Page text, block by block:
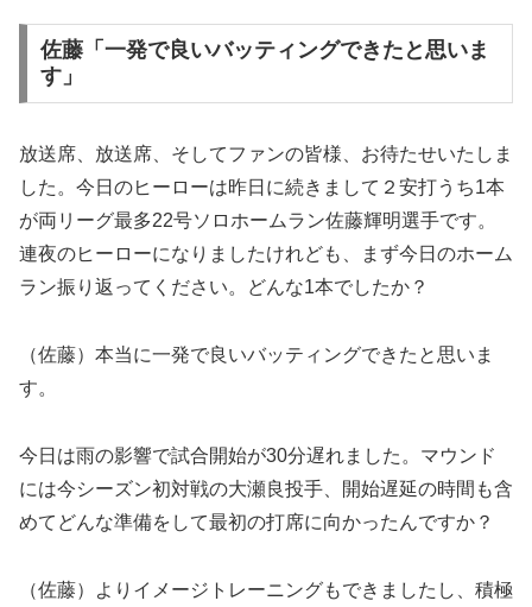
佐藤「一発で良いバッティングできたと思いま
す」
放送席、放送席、そしてファンの皆様、お待たせいたしま
した。今日のヒーローは昨日に続きまして２安打うち1本
が両リーグ最多22号ソロホームラン佐藤輝明選手です。
連夜のヒーローになりましたけれども、まず今日のホーム
ラン振り返ってください。どんな1本でしたか？
（佐藤）本当に一発で良いバッティングできたと思いま
す。
今日は雨の影響で試合開始が30分遅れました。マウンド
には今シーズン初対戦の大瀬良投手、開始遅延の時間も含
めてどんな準備をして最初の打席に向かったんですか？
（佐藤）よりイメージトレーニングもできましたし、積極